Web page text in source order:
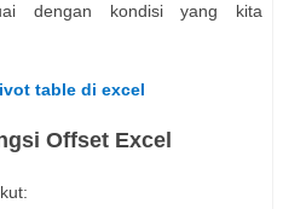
dengan kondisi yang kita
table di excel
Offset Excel